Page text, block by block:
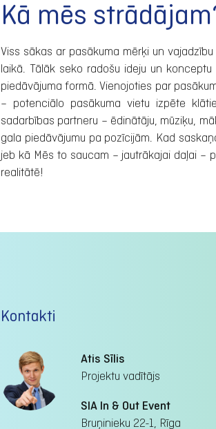
Kā mēs
Viss sākas ar pasākuma mērķi un
laikā. Tālāk seko radošu ideju un
piedāvājuma formā. Vienojoties par
– potenciālo pasākuma vietu izpēte
sadarbības partneru – ēdinātāju, mūziķu,
gala piedāvājumu pa pozīcijām. Kad
jeb kā Mēs to saucam – jautrākajai daļai –
realitātē!
Kontakti
Atis Sīlis
Projektu vadītājs
SIA In & Out Event
Bruņinieku 22-1, Rīga